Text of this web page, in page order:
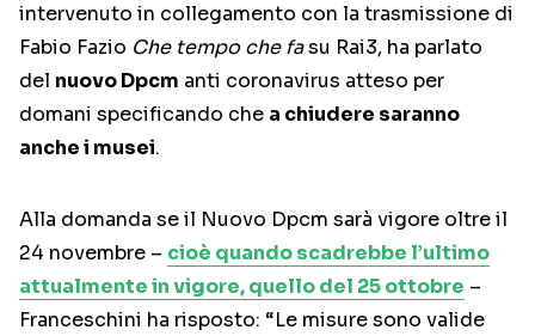
intervenuto in collegamento con la trasmissione di
Fabio Fazio Che tempo che fasu Rai3, ha parlato
del nuovo Dpcm anti coronavirus atteso per
domani specificando che a chiudere saranno
anche i musei.
Alla domanda se il Nuovo Dpcm sarà vigore oltre il
24 novembre – cioè quando scadrebbe l’ultimo
attualmente in vigore, quello del 25 ottobre –
Franceschini ha risposto: “Le misure sono valide